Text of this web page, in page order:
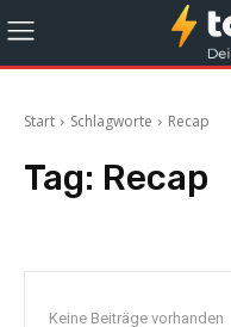
Start Schlagworte Recap
Tag: Recap
Keine Beiträge vorhanden